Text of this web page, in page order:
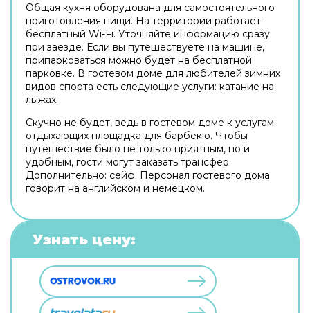
Общая кухня оборудована для самостоятельного
приготовления пищи. На территории работает
бесплатный Wi-Fi. Уточняйте информацию сразу
при заезде. Если вы путешествуете на машине,
припарковаться можно будет на бесплатной
парковке. В гостевом доме для любителей зимних
видов спорта есть следующие услуги: катание на
лыжах.
Скучно не будет, ведь в гостевом доме к услугам
отдыхающих площадка для барбекю. Чтобы
путешествие было не только приятным, но и
удобным, гости могут заказать трансфер.
Дополнительно: сейф. Персонал гостевого дома
говорит на английском и немецком.
Узнать цену: